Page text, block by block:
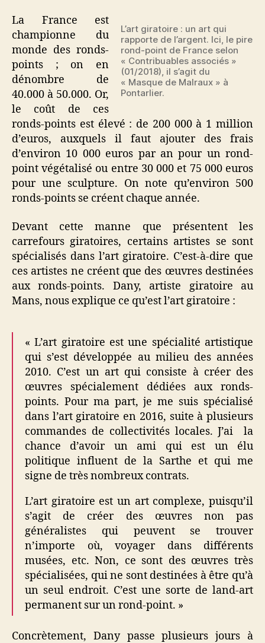
L’art giratoire : un art qui
rapporte de l’argent. Ici, le pire
rond-point de France selon
« Contribuables associés »
(01/2018), il s’agit du
« Masque de Malraux » à
Pontarlier.
La France est
championne du
monde des ronds-
points ; on en
dénombre de
40.000 à 50.000. Or,
le coût de ces
ronds-points est élevé : de 200 000 à 1 million
d’euros, auxquels il faut ajouter des frais
d’environ 10 000 euros par an pour un rond-
point végétalisé ou entre 30 000 et 75 000 euros
pour une sculpture. On note qu’environ 500
ronds-points se créent chaque année.
Devant cette manne que présentent les
carrefours giratoires, certains artistes se sont
spécialisés dans l’art giratoire. C’est-à-dire que
ces artistes ne créent que des œuvres destinées
aux ronds-points. Dany, artiste giratoire au
Mans, nous explique ce qu’est l’art giratoire :
« L’art giratoire est une spécialité artistique
qui s’est développée au milieu des années
2010. C’est un art qui consiste à créer des
œuvres spécialement dédiées aux ronds-
points. Pour ma part, je me suis spécialisé
dans l’art giratoire en 2016, suite à plusieurs
commandes de collectivités locales. J’ai la
chance d’avoir un ami qui est un élu
politique influent de la Sarthe et qui me
signe de très nombreux contrats.
L’art giratoire est un art complexe, puisqu’il
s’agit de créer des œuvres non pas
généralistes qui peuvent se trouver
n’importe où, voyager dans différents
musées, etc. Non, ce sont des œuvres très
spécialisées, qui ne sont destinées à être qu’à
un seul endroit. C’est une sorte de land-art
permanent sur un rond-point. »
Concrètement, Dany passe plusieurs jours à